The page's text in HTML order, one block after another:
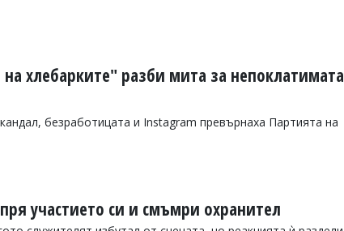
хлебарките" разби мита за непоклатимата
безработицата и Instagram превърнаха Партията на
участието си и смъмри охранител